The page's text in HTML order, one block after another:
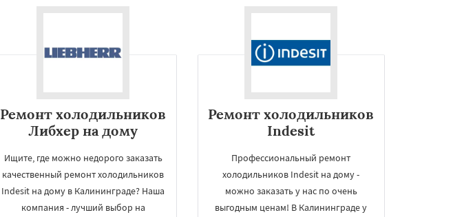
Ремонт холодильников
Либхер на дому
Ищите, где можно недорого заказать
качественный ремонт холодильников
Indesit на дому в Калининграде? Наша
компания - лучший выбор на
Ремонт холодильников
Indesit
Профессиональный ремонт
холодильников Indesit на дому -
можно заказать у нас по очень
выгодным ценам! В Калининграде у